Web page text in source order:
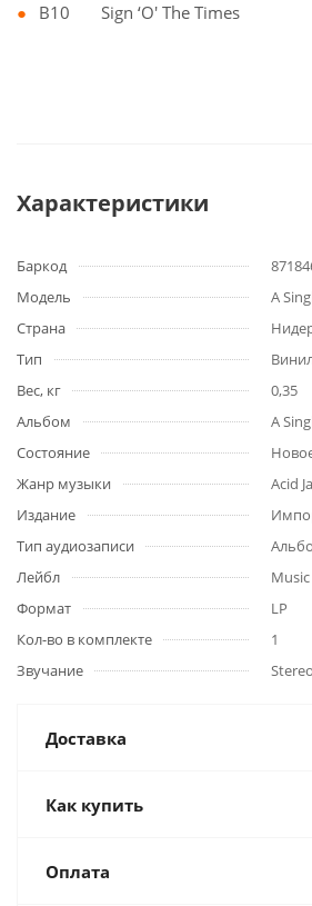
B10 Sign ‘O' The Times
Характеристики
Баркод
Модель
A
Страна
Тип
Вес, кг
0,35
Альбом
A
Состояние
Жанр музыки
Acid
Издание
Тип аудиозаписи
Лейбл
Формат
LP
Кол-во в комплекте
1
Звучание
Stereo
Доставка
Как купить
Оплата